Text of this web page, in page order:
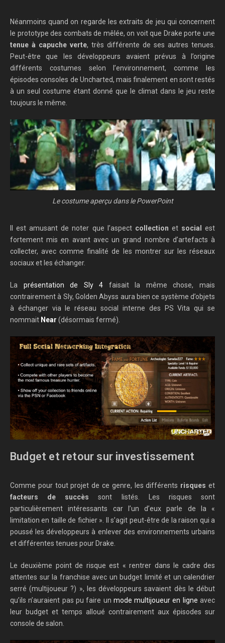
Néanmoins quand on regarde les extraits de jeu qui concernent
le prototype des combats de mêlée, on voit que Drake porte une
tenue à capuche verte, très différente de ses autres tenues.
Peut-être que les développeurs avaient prévus à l’origine
différents costumes selon l’environnement, comme les
épisodes consoles de Uncharted, mais finalement en sont restés
à un seul costume étant donné que le climat dans le jeu reste
toujours le même.
Le costume aperçu dans le PowerPoint
Il est amusant de noter que l’aspect collection et social
est
fortement mis en avant avec un grand nombre d’artefacts à
collecter, avec comme finalité de les montrer sur les réseaux
sociaux et les échanger.
La présentation de Sly 4 faisait la même chose, mais
contrairement à Sly, Golden Abyss aura bien ce système d’objets
à échanger via le réseau social interne des PS Vita qui se
nommait Near (désormais fermé).
Budget et retour sur investissement
Comme pour tout projet de ce genre, les différents risques et
facteurs de succès sont listés. Les risques sont
particulièrement intéressants car l’un d’eux parle de la «
limitation en taille de fichier ». Il s’agit peut-être de la raison qui a
poussé les développeurs à enlever des environnements urbains
et différentes tenues pour Drake.
Le deuxième point de risque est « rentrer dans le cadre des
attentes sur la franchise avec un budget limité et un calendrier
serré (multijoueur ?) », les développeurs savaient dès le début
qu’ils n’auraient pas pu faire un mode multijoueur en ligne avec
leur budget et temps alloué contrairement aux épisodes sur
console de salon.